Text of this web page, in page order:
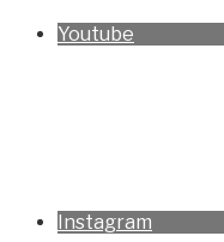
Youtube
Instagram